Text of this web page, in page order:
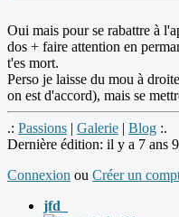
Oui mais pour se rabattre à
dos + faire attention en
t'es mort.
Perso je laisse du mou à
on est d'accord), mais se
.: Passions | Galerie | Blog :.
Dernière édition: il y a 7 ans
Connexion ou Créer un
jfd_